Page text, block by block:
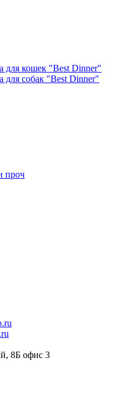
для кошек "Best Dinner"
для собак "Best Dinner"
проч
8Б офис 3